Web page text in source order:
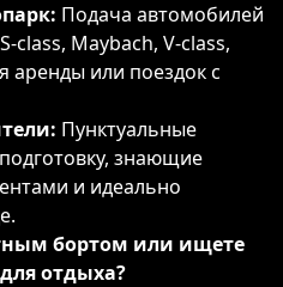
Подача автомобилей
class, Maybach, V-class,
аренды или поездок с
Пунктуальные
знающие
и идеально
бортом или ищете
отдыха?